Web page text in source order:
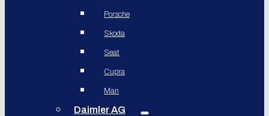
Porsche
Skoda
Seat
Cupra
Man
Daimler AG